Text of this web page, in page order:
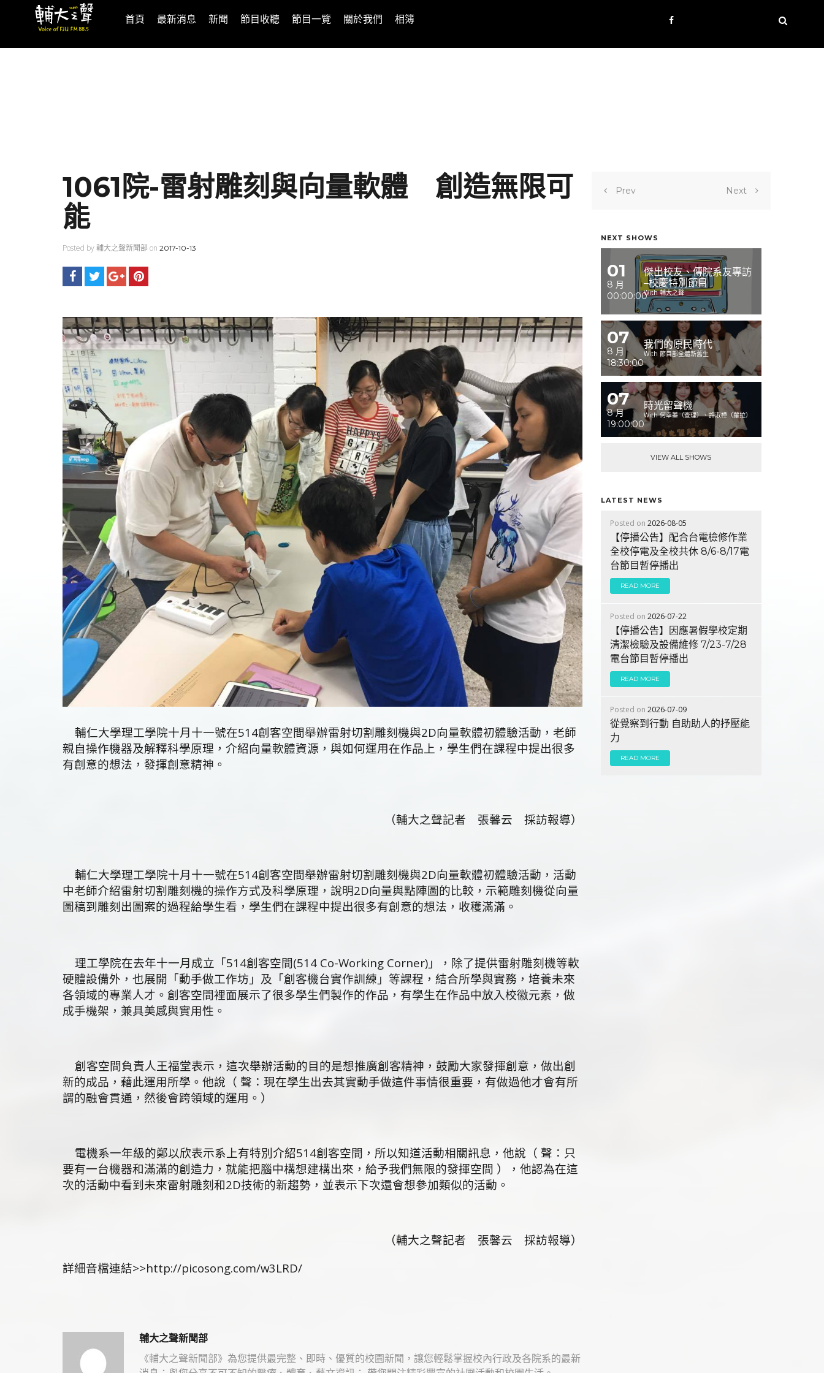
首頁 最新消息 新聞 節目收聽 節目一覽 關於我們 相簿
1061院-雷射雕刻與向量軟體 創造無限可
能
Posted by 輔大之聲新聞部 on 2017-10-13
輔仁大學理工學院十月十一號在514創客空間舉辦雷射切割雕刻機與2D向量軟體初體驗活動，老師
親自操作機器及解釋科學原理，介紹向量軟體資源，與如何運用在作品上，學生們在課程中提出很多
有創意的想法，發揮創意精神。
（輔大之聲記者 張馨云 採訪報導）
輔仁大學理工學院十月十一號在514創客空間舉辦雷射切割雕刻機與2D向量軟體初體驗活動，活動
中老師介紹雷射切割雕刻機的操作方式及科學原理，說明2D向量與點陣圖的比較，示範雕刻機從向量
圖稿到雕刻出圖案的過程給學生看，學生們在課程中提出很多有創意的想法，收穫滿滿。
理工學院在去年十一月成立「514創客空間(514 Co-Working Corner)」，除了提供雷射雕刻機等軟
硬體設備外，也展開「動手做工作坊」及「創客機台實作訓練」等課程，結合所學與實務，培養未來
各領域的專業人才。創客空間裡面展示了很多學生們製作的作品，有學生在作品中放入校徽元素，做
成手機架，兼具美感與實用性。
創客空間負責人王福堂表示，這次舉辦活動的目的是想推廣創客精神，鼓勵大家發揮創意，做出創
新的成品，藉此運用所學。他說（ 聲：現在學生出去其實動手做這件事情很重要，有做過他才會有所
謂的融會貫通，然後會跨領域的運用。）
電機系一年級的鄭以欣表示系上有特別介紹514創客空間，所以知道活動相關訊息，他說（ 聲：只
要有一台機器和滿滿的創造力，就能把腦中構想建構出來，給予我們無限的發揮空間 ），他認為在這
次的活動中看到未來雷射雕刻和2D技術的新趨勢，並表示下次還會想參加類似的活動。
（輔大之聲記者 張馨云 採訪報導）
詳細音檔連結>>http://picosong.com/w3LRD/
輔大之聲新聞部
《輔大之聲新聞部》為您提供最完整、即時、優質的校園新聞，讓您輕鬆掌握校內行政及各院系的最新
Prev Next
NEXT SHOWS
01
8 月
00:00:00
傑出校友、傳院系友專訪
–校慶特別節目
With 輔大之聲
07
8 月
18:30:00
我們的原民時代
With 節目部全體新舊生
07
8 月
19:00:00
時光留聲機
With 何幸蓁（查理）、許淑樺（蘿拉）
VIEW ALL SHOWS
LATEST NEWS
Posted on 2026-08-05
【停播公告】配合台電檢修作業
全校停電及全校共休 8/6-8/17電
台節目暫停播出
READ MORE
Posted on 2026-07-22
【停播公告】因應暑假學校定期
清潔檢驗及設備維修 7/23-7/28
電台節目暫停播出
READ MORE
Posted on 2026-07-09
從覺察到行動 自助助人的抒壓能
力
READ MORE